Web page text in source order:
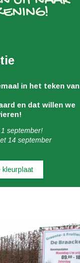
in het teken van
en dat willen we
september!
14 september
kleurplaat